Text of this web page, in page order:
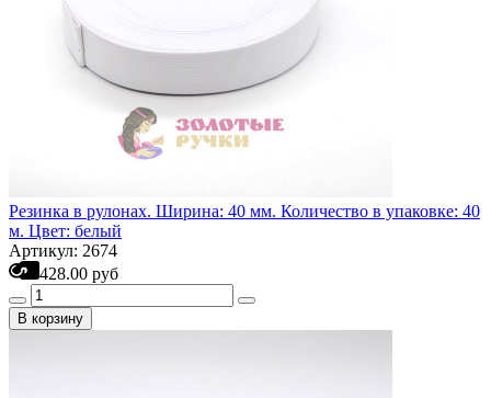
Резинка в рулонах. Ширина: 40 мм. Количество в упаковке: 40
м. Цвет: белый
Артикул: 2674
428.00 руб
В корзину